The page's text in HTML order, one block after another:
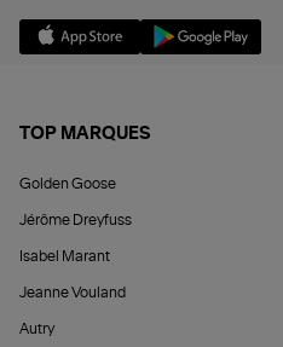
TOP MARQUES
Golden Goose
Jérôme Dreyfuss
Isabel Marant
Jeanne Vouland
Autry